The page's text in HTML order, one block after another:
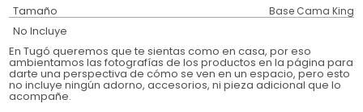
Tamaño Base Cama King
No Incluye
En Tugó queremos que te sientas como en casa, por eso
ambientamos las fotografías de los productos en la página para
darte una perspectiva de cómo se ven en un espacio, pero esto
no incluye ningún adorno, accesorios, ni pieza adicional que lo
acompañe.